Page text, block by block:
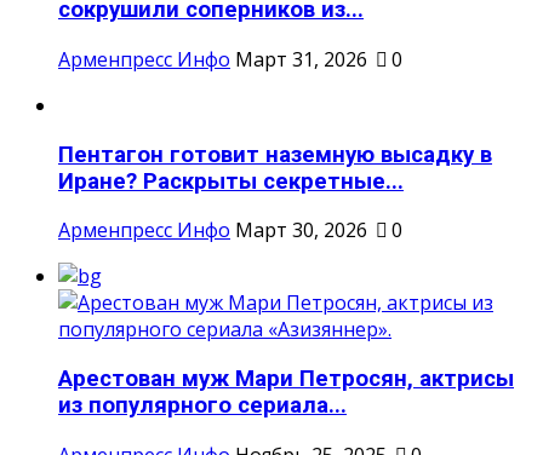
сокрушили соперников из...
Арменпресс Инфо Март 31, 2026 0
Пентагон готовит наземную высадку в
Иране? Раскрыты секретные...
Арменпресс Инфо Март 30, 2026 0
Арестован муж Мари Петросян, актрисы
из популярного сериала...